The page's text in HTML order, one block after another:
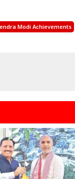
Modi Achievements
कुंभ
अवसरों में वृद्धि के
करते रहे।